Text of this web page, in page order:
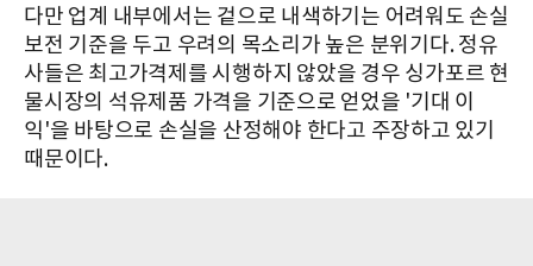
다만 업계 내부에서는 겉으로 내색하기는 어려워도 손실
보전 기준을 두고 우려의 목소리가 높은 분위기다. 정유
사들은 최고가격제를 시행하지 않았을 경우 싱가포르 현
물시장의 석유제품 가격을 기준으로 얻었을 '기대 이
익'을 바탕으로 손실을 산정해야 한다고 주장하고 있기
때문이다.